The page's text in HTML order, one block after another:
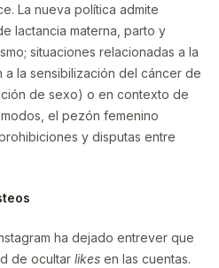
La nueva política admite
lactancia materna, parto y
situaciones relacionadas a la
a la sensibilización del cáncer de
de sexo) o en contexto de
el pezón femenino
y disputas entre
ha dejado entrever que
de ocultar likes en las cuentas.